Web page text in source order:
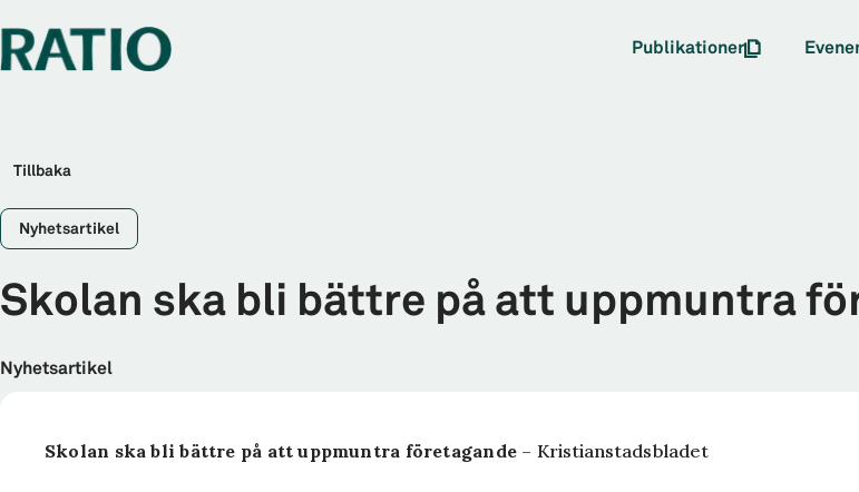
Publikationer
Tillbaka
Nyhetsartikel
Skolan ska bli bättre på att uppmuntra
Nyhetsartikel
Skolan ska bli bättre på att uppmuntra företagande – Kristianstadsbladet